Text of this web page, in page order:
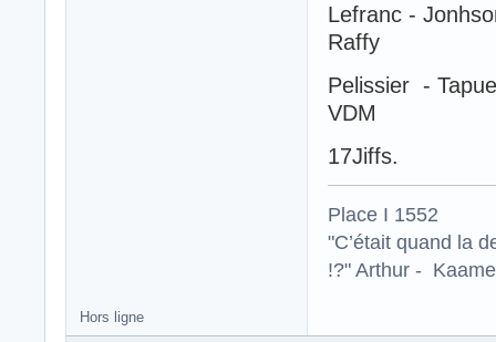
Lefranc -
Raffy
Pelissier -
VDM
17Jiffs.
Place I 1552
"C’était quand la
!?" Arthur -
Hors ligne